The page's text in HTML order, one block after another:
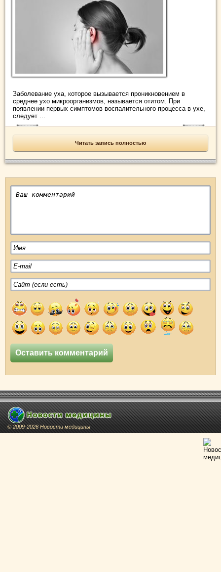
Заболевание уха, которое вызывается проникновением в
среднее ухо микроорганизмов, называется отитом. При
появлении первых симптомов воспалительного процесса в ухе,
следует ...
Читать запись полностью
© 2009-2026 Новости медицины